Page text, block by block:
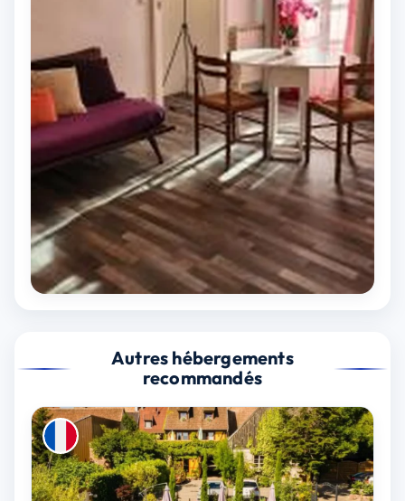
Autres hébergements
recommandés